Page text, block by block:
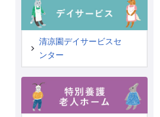
清凉園デイサービスセ
ンター